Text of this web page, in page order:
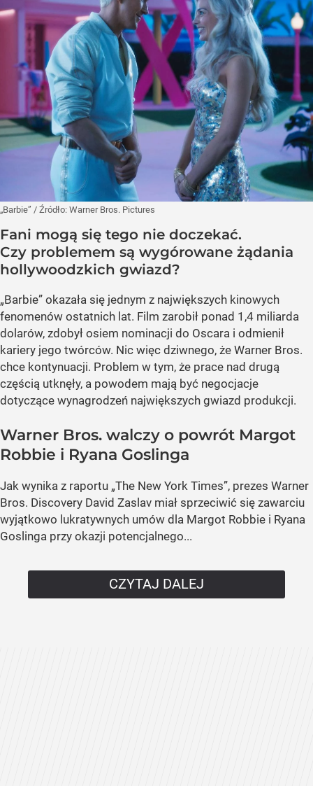
„Barbie” / Źródło: Warner Bros. Pictures
Fani mogą się tego nie doczekać.
Czy problemem są wygórowane żądania
hollywoodzkich gwiazd?
„Barbie” okazała się jednym z największych kinowych
fenomenów ostatnich lat. Film zarobił ponad 1,4 miliarda
dolarów, zdobył osiem nominacji do Oscara i odmienił
kariery jego twórców. Nic więc dziwnego, że Warner Bros.
chce kontynuacji. Problem w tym, że prace nad drugą
częścią utknęły, a powodem mają być negocjacje
dotyczące wynagrodzeń największych gwiazd produkcji.
Warner Bros. walczy o powrót Margot
Robbie i Ryana Goslinga
Jak wynika z raportu „The New York Times”, prezes Warner
Bros. Discovery David Zaslav miał sprzeciwić się zawarciu
wyjątkowo lukratywnych umów dla Margot Robbie i Ryana
Goslinga przy okazji potencjalnego...
CZYTAJ DALEJ